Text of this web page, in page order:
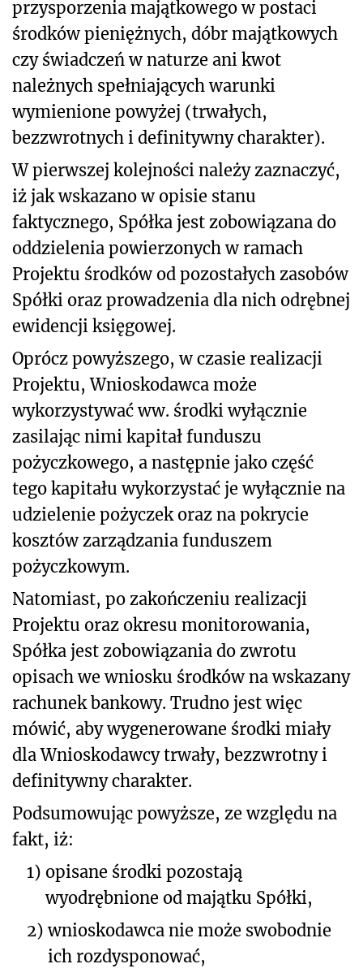
przysporzenia majątkowego w postaci
środków pieniężnych, dóbr majątkowych
czy świadczeń w naturze ani kwot
należnych spełniających warunki
wymienione powyżej (trwałych,
bezzwrotnych i definitywny charakter).
W pierwszej kolejności należy zaznaczyć,
iż jak wskazano w opisie stanu
faktycznego, Spółka jest zobowiązana do
oddzielenia powierzonych w ramach
Projektu środków od pozostałych zasobów
Spółki oraz prowadzenia dla nich odrębnej
ewidencji księgowej.
Oprócz powyższego, w czasie realizacji
Projektu, Wnioskodawca może
wykorzystywać ww. środki wyłącznie
zasilając nimi kapitał funduszu
pożyczkowego, a następnie jako część
tego kapitału wykorzystać je wyłącznie na
udzielenie pożyczek oraz na pokrycie
kosztów zarządzania funduszem
pożyczkowym.
Natomiast, po zakończeniu realizacji
Projektu oraz okresu monitorowania,
Spółka jest zobowiązania do zwrotu
opisach we wniosku środków na wskazany
rachunek bankowy. Trudno jest więc
mówić, aby wygenerowane środki miały
dla Wnioskodawcy trwały, bezzwrotny i
definitywny charakter.
Podsumowując powyższe, ze względu na
fakt, iż:
1) opisane środki pozostają
wyodrębnione od majątku Spółki,
2) wnioskodawca nie może swobodnie
ich rozdysponować,